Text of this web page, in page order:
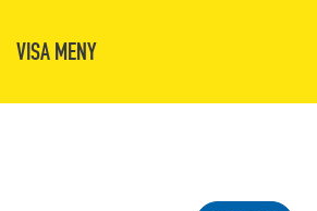
VISA MENY